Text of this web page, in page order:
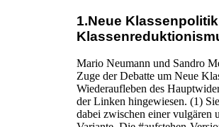
1.Neue
Mario Neumann und Sandro
Zuge der Debatte um Neue
Wiederaufleben des
der Linken hingewiesen. (1)
dabei zwischen einer vulgären